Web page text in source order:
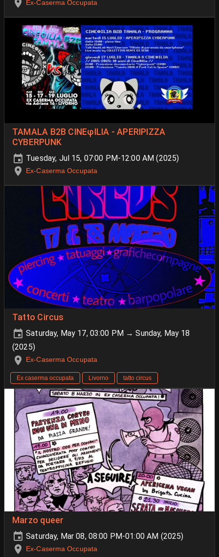
Ex-Caserma Occupata
TAMALA B2B CINEφILIA - APERIPIZZA
CYBERPUNK
Tuesday, Jul 15, 07:00 PM-12:00 AM (2025)
Ex-Caserma Occupata
Tatto Circus
Saturday, May 17, 03:00 PM → Sunday, May 18
(2025)
Ex-Caserma Occupata
Ex caserma occupata Livorno tatto circus
Marzo queer
Saturday, Mar 08, 08:00 PM-01:00 AM (2025)
Ex-Caserma Occupata